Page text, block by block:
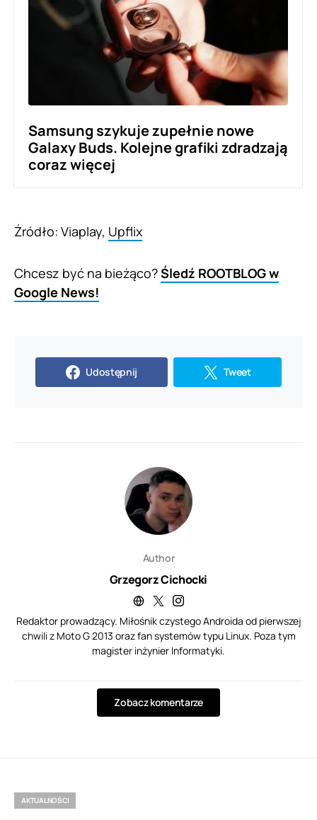
Samsung szykuje zupełnie nowe
Galaxy Buds. Kolejne grafiki zdradzają
coraz więcej
Źródło: Viaplay, Upflix
Chcesz być na bieżąco?Śledź ROOTBLOG w
Google News!
Udostępnij Tweet
Author
Grzegorz Cichocki
Redaktor prowadzący. Miłośnik czystego Androida od pierwszej
chwili z Moto G 2013 oraz fan systemów typu Linux. Poza tym
magister inżynier Informatyki.
Zobacz komentarze
AKTUALNOŚCI